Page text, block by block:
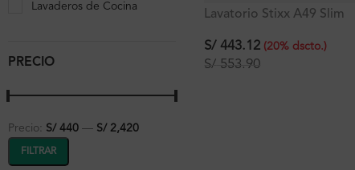
Lavaderos de Cocina
PRECIO
FILTRAR
Precio: S/ 440 — S/ 2,420
Lavatorio Stixx A49 Slim
49×35.5×13.5 cm
S/ 443.12 (20% dscto.)
S/ 553.90